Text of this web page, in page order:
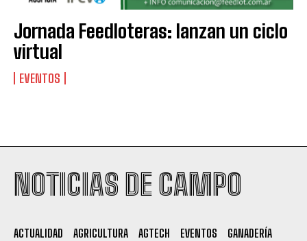
Jornada Feedloteras: lanzan un ciclo
virtual
EVENTOS
NOTICIAS DE CAMPO
ACTUALIDAD AGRICULTURA AGTECH EVENTOS
GANADERÍA